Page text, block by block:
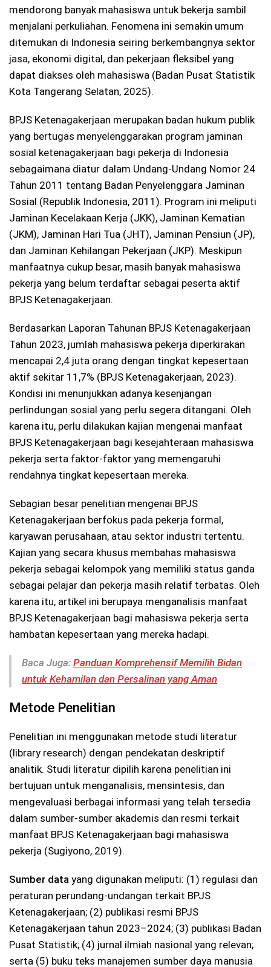
mendorong banyak mahasiswa untuk bekerja sambil
menjalani perkuliahan. Fenomena ini semakin umum
ditemukan di Indonesia seiring berkembangnya sektor
jasa, ekonomi digital, dan pekerjaan fleksibel yang
dapat diakses oleh mahasiswa (Badan Pusat Statistik
Kota Tangerang Selatan, 2025).
BPJS Ketenagakerjaan merupakan badan hukum publik
yang bertugas menyelenggarakan program jaminan
sosial ketenagakerjaan bagi pekerja di Indonesia
sebagaimana diatur dalam Undang-Undang Nomor 24
Tahun 2011 tentang Badan Penyelenggara Jaminan
Sosial (Republik Indonesia, 2011). Program ini meliputi
Jaminan Kecelakaan Kerja (JKK), Jaminan Kematian
(JKM), Jaminan Hari Tua (JHT), Jaminan Pensiun (JP),
dan Jaminan Kehilangan Pekerjaan (JKP). Meskipun
manfaatnya cukup besar, masih banyak mahasiswa
pekerja yang belum terdaftar sebagai peserta aktif
BPJS Ketenagakerjaan.
Berdasarkan Laporan Tahunan BPJS Ketenagakerjaan
Tahun 2023, jumlah mahasiswa pekerja diperkirakan
mencapai 2,4 juta orang dengan tingkat kepesertaan
aktif sekitar 11,7% (BPJS Ketenagakerjaan, 2023).
Kondisi ini menunjukkan adanya kesenjangan
perlindungan sosial yang perlu segera ditangani. Oleh
karena itu, perlu dilakukan kajian mengenai manfaat
BPJS Ketenagakerjaan bagi kesejahteraan mahasiswa
pekerja serta faktor-faktor yang memengaruhi
rendahnya tingkat kepesertaan mereka.
Sebagian besar penelitian mengenai BPJS
Ketenagakerjaan berfokus pada pekerja formal,
karyawan perusahaan, atau sektor industri tertentu.
Kajian yang secara khusus membahas mahasiswa
pekerja sebagai kelompok yang memiliki status ganda
sebagai pelajar dan pekerja masih relatif terbatas. Oleh
karena itu, artikel ini berupaya menganalisis manfaat
BPJS Ketenagakerjaan bagi mahasiswa pekerja serta
hambatan kepesertaan yang mereka hadapi.
Baca Juga: Panduan Komprehensif Memilih Bidan
untuk Kehamilan dan Persalinan yang Aman
Metode Penelitian
Penelitian ini menggunakan metode studi literatur
(library research) dengan pendekatan deskriptif
analitik. Studi literatur dipilih karena penelitian ini
bertujuan untuk menganalisis, mensintesis, dan
mengevaluasi berbagai informasi yang telah tersedia
dalam sumber-sumber akademis dan resmi terkait
manfaat BPJS Ketenagakerjaan bagi mahasiswa
pekerja (Sugiyono, 2019).
Sumber data yang digunakan meliputi: (1) regulasi dan
peraturan perundang-undangan terkait BPJS
Ketenagakerjaan; (2) publikasi resmi BPJS
Ketenagakerjaan tahun 2023–2024; (3) publikasi Badan
Pusat Statistik; (4) jurnal ilmiah nasional yang relevan;
serta (5) buku teks manajemen sumber daya manusia